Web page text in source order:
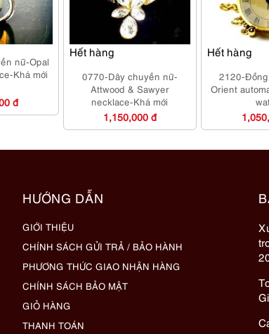
nữ-Opal
Khá mới
đ
Hết hàng
0770-Dây chuyền nữ-
Attwood & Sawyer
necklace-Khá mới
1,150,000 đ
Hết hàng
2120-
Orient
HƯỚNG DẪN
GIỚI THIỆU
CHÍNH SÁCH GỬI TRẢ / BẢO HÀNH
PHƯƠNG THỨC GIAO NHẬN HÀNG
CHÍNH SÁCH BẢO MẬT
GIỎ HÀNG
THANH TOÁN